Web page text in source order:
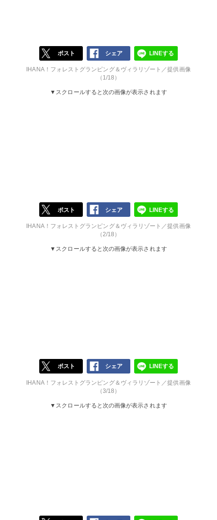
ポスト シェア LINEする
IHANA！フォレストグランピング＆ヴィラリゾート／提供画像
（1/18）
▼スクロールすると次の画像が表示されます
ポスト シェア LINEする
IHANA！フォレストグランピング＆ヴィラリゾート／提供画像
（2/18）
▼スクロールすると次の画像が表示されます
ポスト シェア LINEする
IHANA！フォレストグランピング＆ヴィラリゾート／提供画像
（3/18）
▼スクロールすると次の画像が表示されます